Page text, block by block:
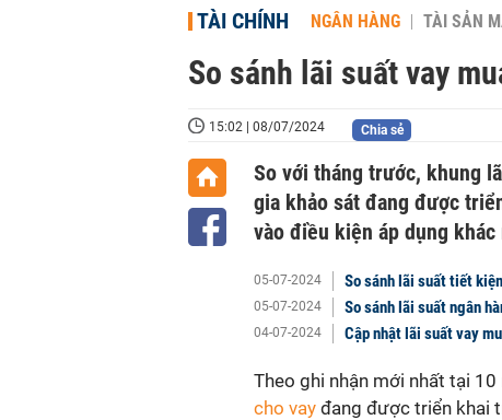
TÀI CHÍNH NGÂN HÀNG TÀI SẢN
So sánh lãi suất vay
15:02 | 08/07/2024 Chia sẻ
So với tháng trước, khung
gia khảo sát đang được
vào điều kiện áp dụng
05-07-2024 So sánh lãi suất tiết
05-07-2024 So sánh lãi suất ngân
04-07-2024 Cập nhật lãi suất vay
Theo ghi nhận mới nhất tại
cho vay đang được triển khai